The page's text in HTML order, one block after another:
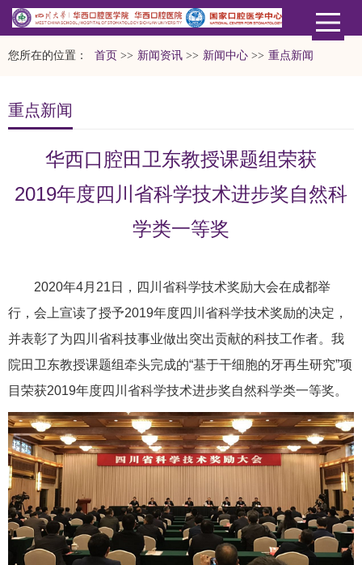
您所在的位置： 首页 >> 新闻资讯 >> 新闻中心 >> 重点新闻
重点新闻
华西口腔田卫东教授课题组荣获
2019年度四川省科学技术进步奖自然科
学类一等奖
2020年4月21日，四川省科学技术奖励大会在成都举
行，会上宣读了授予2019年度四川省科学技术奖励的决定，
并表彰了为四川省科技事业做出突出贡献的科技工作者。我
院田卫东教授课题组牵头完成的“基于干细胞的牙再生研究”项
目荣获2019年度四川省科学技术进步奖自然科学类一等奖。